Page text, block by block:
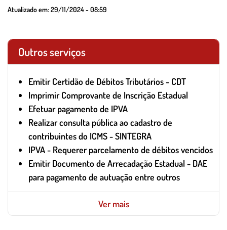
Atualizado em:29/11/2024 - 08:59
Outros serviços
Emitir Certidão de Débitos Tributários - CDT
Imprimir Comprovante de Inscrição Estadual
Efetuar pagamento de IPVA
Realizar consulta pública ao cadastro de
contribuintes do ICMS - SINTEGRA
IPVA - Requerer parcelamento de débitos vencidos
Emitir Documento de Arrecadação Estadual - DAE
para pagamento de autuação entre outros
Ver mais